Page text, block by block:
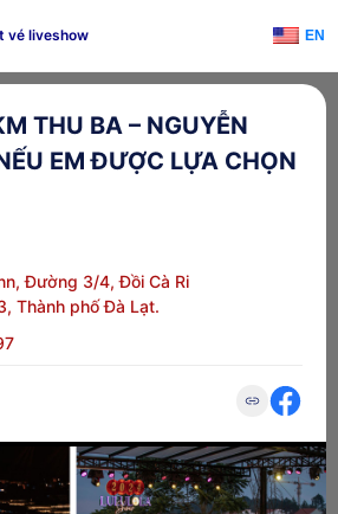
vé liveshow EN
THU BA – NGUYỄN
EM ĐƯỢC LỰA CHỌN
Đường 3/4, Đồi Cà Ri
Thành phố Đà Lạt.